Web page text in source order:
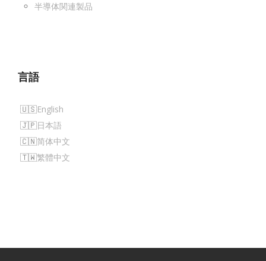
半導体関連製品
言語
English
日本語
简体中文
繁體中文